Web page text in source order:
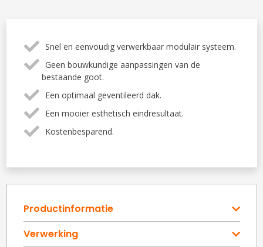
Snel en eenvoudig verwerkbaar modulair systeem.
Geen bouwkundige aanpassingen van de
bestaande goot.
Een optimaal geventileerd dak.
Een mooier esthetisch eindresultaat.
Kostenbesparend.
Productinformatie
Verwerking